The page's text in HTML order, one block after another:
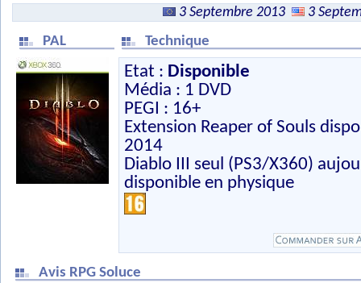
3 Septembre 2013
3
PAL
Technique
Etat : Disponible
Média : 1 DVD
PEGI : 16+
Extension Reaper of Souls
2014
Diablo III seul (PS3/X360)
disponible en physique
Avis RPG Soluce